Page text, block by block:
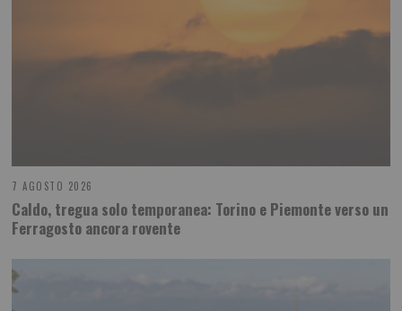
7 AGOSTO 2026
Caldo, tregua solo temporanea: Torino e Piemonte verso un
Ferragosto ancora rovente